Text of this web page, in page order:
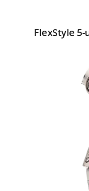
FlexStyle 5-